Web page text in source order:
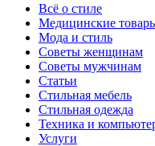
Всё о стиле
Медицинские
Мода и стиль
Советы женщинам
Советы мужчинам
Статьи
Стильная мебель
Стильная одежда
Техника и
Услуги